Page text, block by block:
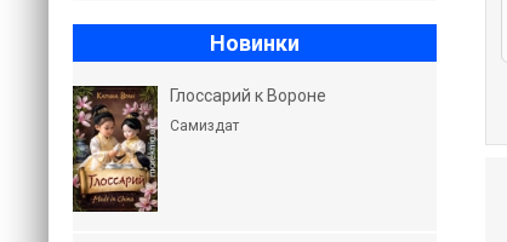
Новинки
Глоссарий к Вороне
Самиздат